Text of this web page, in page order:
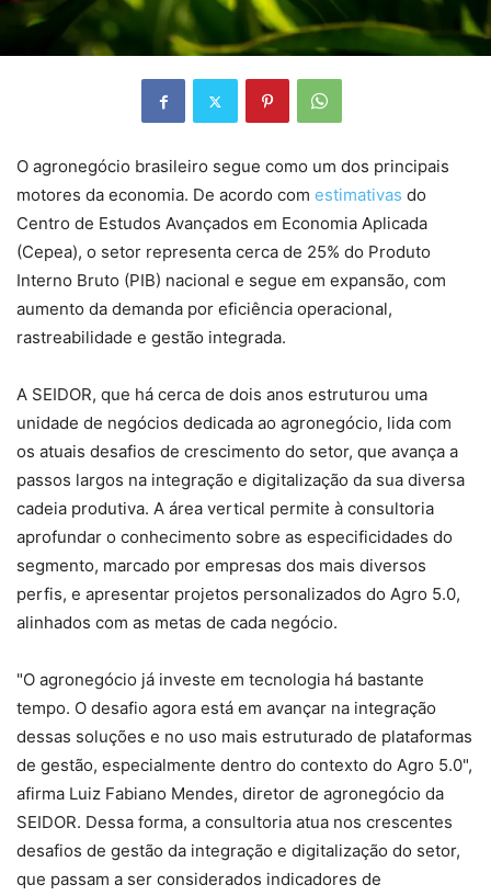
O agronegócio brasileiro segue como um dos principais
motores da economia. De acordo com estimativas do
Centro de Estudos Avançados em Economia Aplicada
(Cepea), o setor representa cerca de 25% do Produto
Interno Bruto (PIB) nacional e segue em expansão, com
aumento da demanda por eficiência operacional,
rastreabilidade e gestão integrada.
A SEIDOR, que há cerca de dois anos estruturou uma
unidade de negócios dedicada ao agronegócio, lida com
os atuais desafios de crescimento do setor, que avança a
passos largos na integração e digitalização da sua diversa
cadeia produtiva. A área vertical permite à consultoria
aprofundar o conhecimento sobre as especificidades do
segmento, marcado por empresas dos mais diversos
perfis, e apresentar projetos personalizados do Agro 5.0,
alinhados com as metas de cada negócio.
"O agronegócio já investe em tecnologia há bastante
tempo. O desafio agora está em avançar na integração
dessas soluções e no uso mais estruturado de plataformas
de gestão, especialmente dentro do contexto do Agro 5.0",
afirma Luiz Fabiano Mendes, diretor de agronegócio da
SEIDOR. Dessa forma, a consultoria atua nos crescentes
desafios de gestão da integração e digitalização do setor,
que passam a ser considerados indicadores de